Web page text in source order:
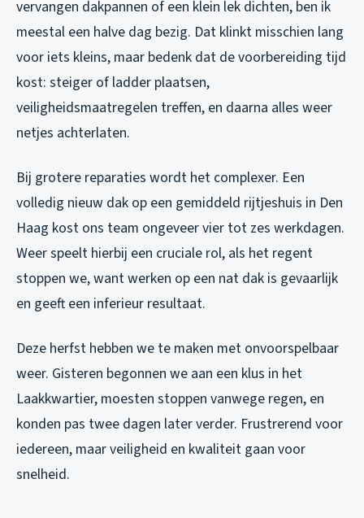
vervangen dakpannen of een klein lek dichten, ben ik
meestal een halve dag bezig. Dat klinkt misschien lang
voor iets kleins, maar bedenk dat de voorbereiding tijd
kost: steiger of ladder plaatsen,
veiligheidsmaatregelen treffen, en daarna alles weer
netjes achterlaten.
Bij grotere reparaties wordt het complexer. Een
volledig nieuw dak op een gemiddeld rijtjeshuis in Den
Haag kost ons team ongeveer vier tot zes werkdagen.
Weer speelt hierbij een cruciale rol, als het regent
stoppen we, want werken op een nat dak is gevaarlijk
en geeft een inferieur resultaat.
Deze herfst hebben we te maken met onvoorspelbaar
weer. Gisteren begonnen we aan een klus in het
Laakkwartier, moesten stoppen vanwege regen, en
konden pas twee dagen later verder. Frustrerend voor
iedereen, maar veiligheid en kwaliteit gaan voor
snelheid.